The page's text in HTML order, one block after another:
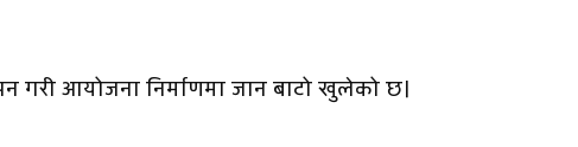
गरी आयोजना निर्माणमा जान बाटो खुलेको छ।